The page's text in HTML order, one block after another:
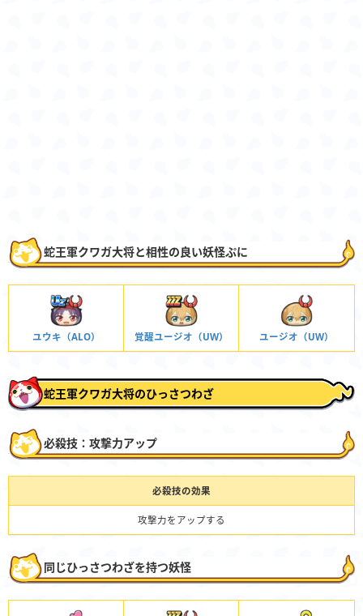
蛇王軍クワガ大将と相性の良い妖怪ぷに
ユウキ（ALO） 覚醒ユージオ（UW） ユージオ（UW）
蛇王軍クワガ大将のひっさつわざ
必殺技：攻撃力アップ
必殺技の効果
攻撃力をアップする
同じひっさつわざを持つ妖怪